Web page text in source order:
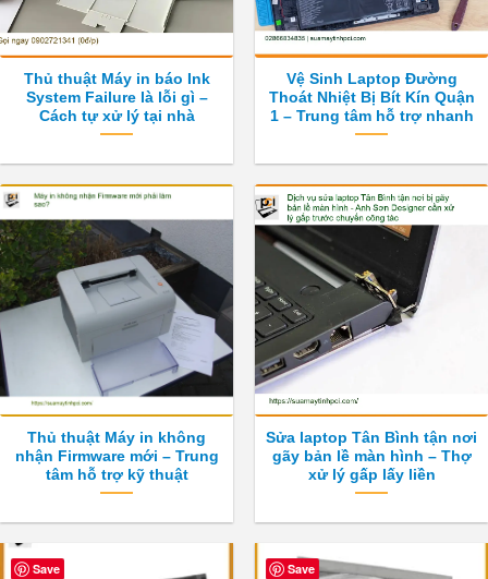
Thủ thuật Máy in báo Ink
System Failure là lỗi gì –
Cách tự xử lý tại nhà
Vệ Sinh Laptop Đường
Thoát Nhiệt Bị Bít Kín Quận
1 – Trung tâm hỗ trợ nhanh
Thủ thuật Máy in không
nhận Firmware mới – Trung
tâm hỗ trợ kỹ thuật
Sửa laptop Tân Bình tận nơi
gãy bản lề màn hình – Thợ
xử lý gấp lấy liền
Save Save